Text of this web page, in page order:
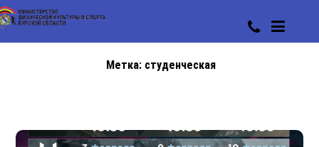
Метка: студенческая